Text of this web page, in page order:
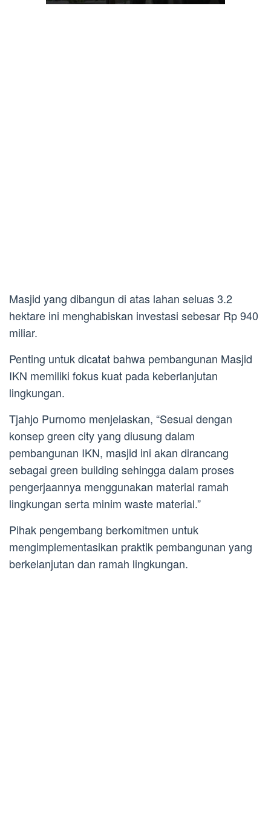
Masjid yang dibangun di atas lahan seluas 3.2
hektare ini menghabiskan investasi sebesar Rp 940
miliar.
Penting untuk dicatat bahwa pembangunan Masjid
IKN memiliki fokus kuat pada keberlanjutan
lingkungan.
Tjahjo Purnomo menjelaskan, “Sesuai dengan
konsep green city yang diusung dalam
pembangunan IKN, masjid ini akan dirancang
sebagai green building sehingga dalam proses
pengerjaannya menggunakan material ramah
lingkungan serta minim waste material.”
Pihak pengembang berkomitmen untuk
mengimplementasikan praktik pembangunan yang
berkelanjutan dan ramah lingkungan.